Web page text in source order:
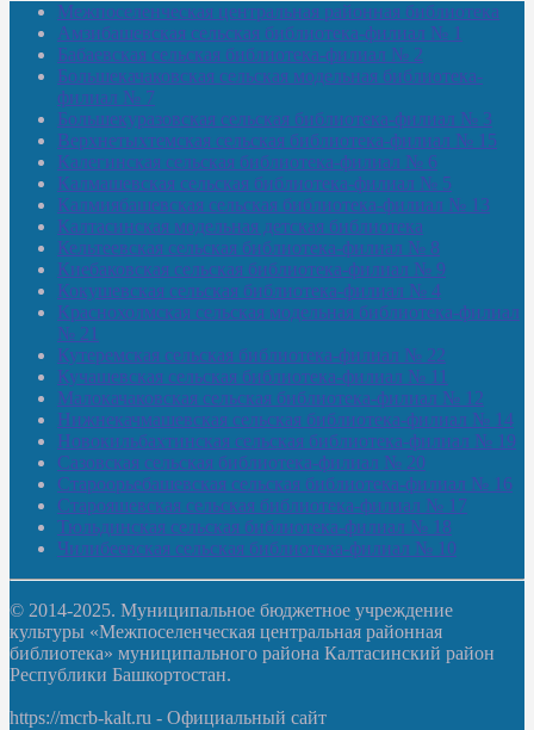
Межпоселенческая центральная районная библиотека
Амзибашевская сельская библиотека-филиал № 1
Бабаевская сельская библиотека-филиал № 2
Большекачаковская сельская модельная библиотека-
филиал № 7
Большекуразовская сельская библиотека-филиал № 3
Верхнетыхтемская сельская библиотека-филиал № 15
Калегинская сельская библиотека-филиал № 6
Калмашевская сельская библиотека-филиал № 5
Калмиябашевская сельская библиотека-филиал № 13
Калтасинская модельная детская библиотека
Кельтеевская сельская библиотека-филиал № 8
Киебаковская сельская библиотека-филиал № 9
Кокушевская сельская библиотека-филиал № 4
Краснохолмская сельская модельная библиотека-филиал
№ 21
Кутеремская сельская библиотека-филиал № 22
Кучашевская сельская библиотека-филиал № 11
Малокачаковская сельская библиотека-филиал № 12
Нижнекачмашевская сельская библиотека-филиал № 14
Новокильбахтинская сельская библиотека-филиал № 19
Сазовская сельская библиотека-филиал № 20
Староорьебашевская сельская библиотека-филиал № 16
Старояшевская сельская библиотека-филиал № 17
Тюльдинская сельская библиотека-филиал № 18
Чилибеевская сельская библиотека-филиал № 10
© 2014-2025. Муниципальное бюджетное учреждение
культуры «Межпоселенческая центральная районная
библиотека» муниципального района Калтасинский район
Республики Башкортостан.
https://mcrb-kalt.ru - Официальный сайт